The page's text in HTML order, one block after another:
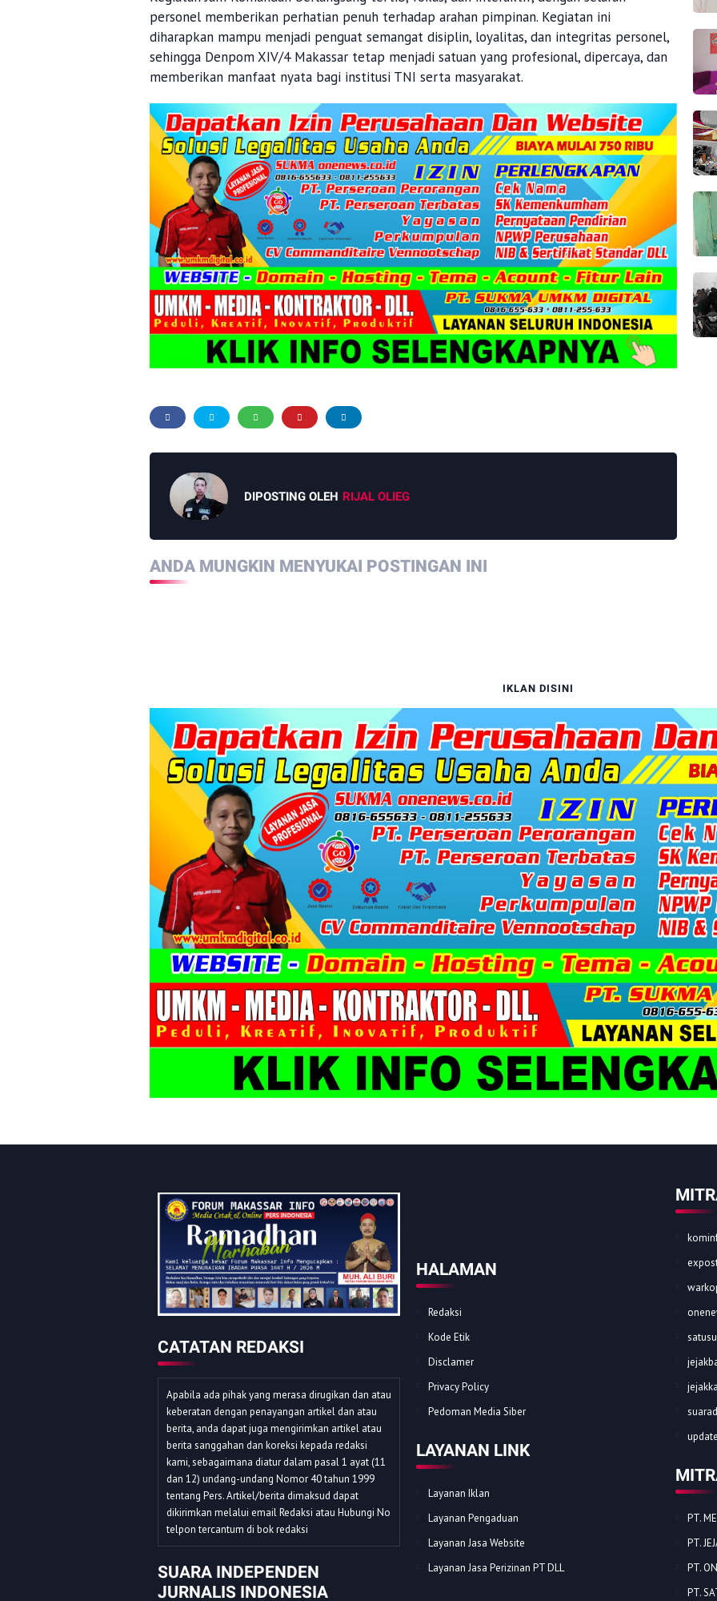
personel memberikan perhatian penuh terhadap arahan pimpinan. Kegiatan ini
diharapkan mampu menjadi penguat semangat disiplin, loyalitas, dan integritas personel,
sehingga Denpom XIV/4 Makassar tetap menjadi satuan yang profesional, dipercaya, dan
memberikan manfaat nyata bagi institusi TNI serta masyarakat.
DIPOSTING OLEH RIJAL OLIEG
ANDA MUNGKIN MENYUKAI POSTINGAN INI
IKLAN DISINI
CATATAN REDAKSI
Apabila ada pihak yang merasa dirugikan dan atau
keberatan dengan penayangan artikel dan atau
berita, anda dapat juga mengirimkan artikel atau
berita sanggahan dan koreksi kepada redaksi
kami, sebagaimana diatur dalam pasal 1 ayat (11
dan 12) undang-undang Nomor 40 tahun 1999
tentang Pers. Artikel/berita dimaksud dapat
dikirimkan melalui email Redaksi atau Hubungi No
telpon tercantum di bok redaksi
SUARA INDEPENDEN
JURNALIS INDONESIA
HALAMAN
Redaksi
Kode Etik
Disclamer
Privacy Policy
Pedoman Media Siber
LAYANAN LINK
Layanan Iklan
Layanan Pengaduan
Layanan Jasa Website
Layanan Jasa Perizinan PT DLL
PT.
PT.
PT.
PT.